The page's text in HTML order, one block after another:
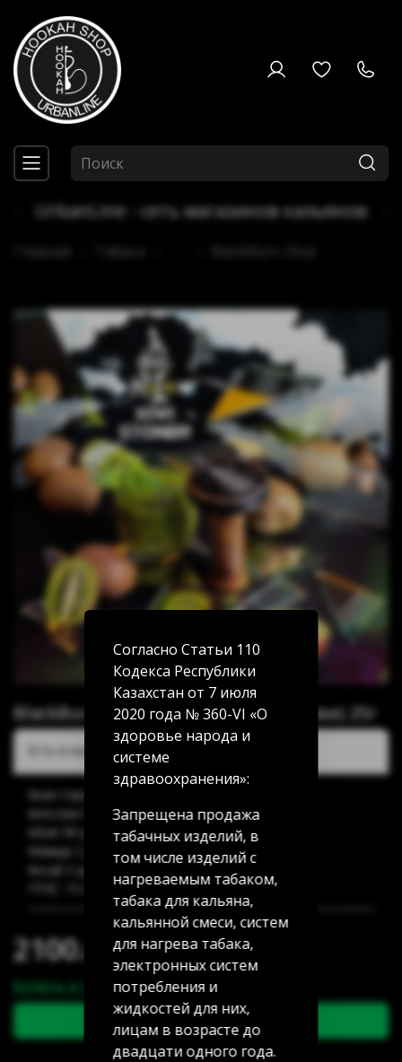
UrbanLine - сеть магазинов кальянов
BlackBurn Kiwi Stoner (Смузи из киви) 25г
2100.00 тг
Купить в 1 клик
В корзину
Есть в наличии:
Акан Серы 20/5: 11 шт
Аносова 91: 32 шт
Абая 58 (уг Манаса): 14 шт
Мамыр 2 дом 3: нет в наличии
Аксай 3 дом 7: 28 шт
Согласно Статьи 110
Кодекса Республики
Казахстан от 7 июля
2020 года № 360-VI «О
здоровье народа и
системе
здравоохранения»:
Запрещена продажа
табачных изделий, в
том числе изделий с
нагреваемым табаком,
табака для кальяна,
кальянной смеси, систем
для нагрева табака,
электронных систем
потребления и
жидкостей для них,
лицам в возрасте до
двадцати одного года.